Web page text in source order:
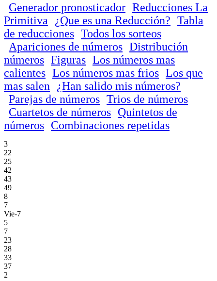
Generador pronosticador Reducciones La
Primitiva
¿Que es una Reducción? Tabla
de reducciones Todos los sorteos
Apariciones de números Distribución
números Figuras Los números mas
calientes Los números mas frios Los que
mas salen
¿Han salido mis números?
Parejas de números Trios de números
Cuartetos de números Quintetos de
números Combinaciones repetidas
3
22
25
42
43
49
8
7
Vie-7
5
7
23
28
33
37
2